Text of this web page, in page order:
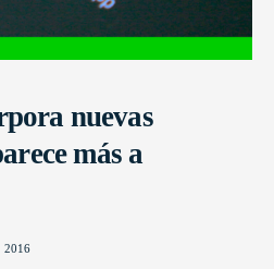
nuevas
más a
2016